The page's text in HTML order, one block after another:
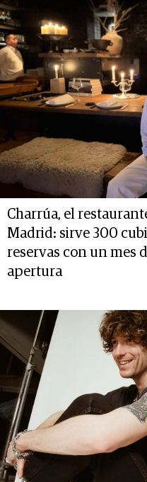
Charrúa, el
Madrid: sirve 300
reservas con un mes
apertura